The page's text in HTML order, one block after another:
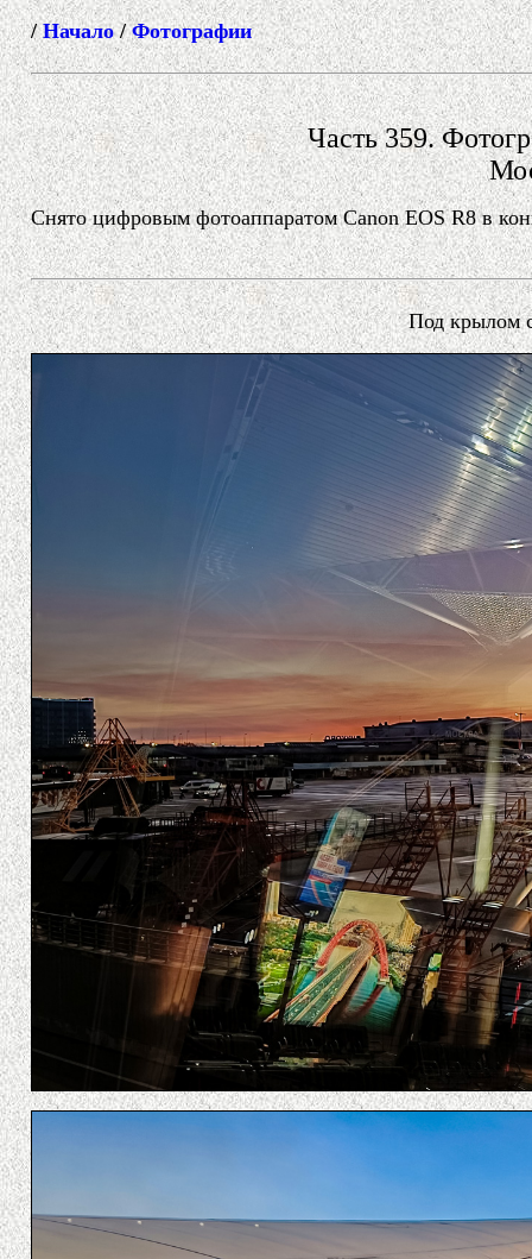
/Начало/Фотографии
Часть 359.
Снято цифровым фотоаппаратом Canon EOS R8 в
Под крылом